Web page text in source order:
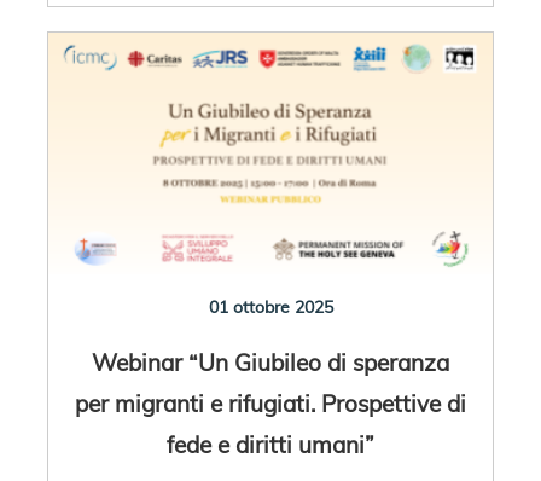
01 ottobre 2025
Webinar “Un Giubileo di speranza
per migranti e rifugiati. Prospettive di
fede e diritti umani”